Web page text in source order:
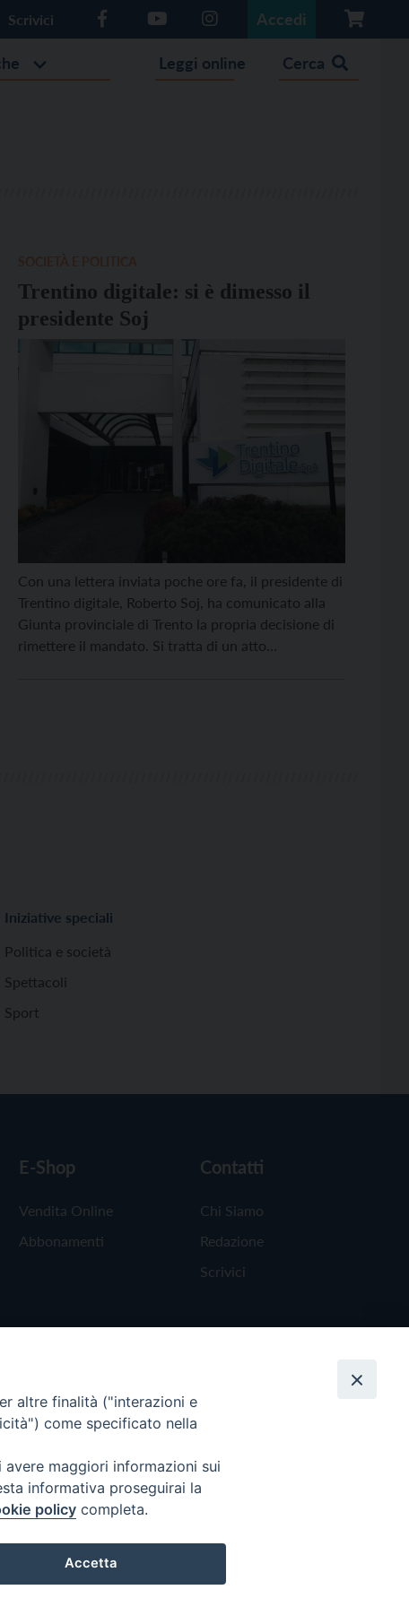
Scrivici Accedi
Leggi online Cerca
Trentino digitale: si è dimesso il
presidente Soj
Con una lettera inviata poche ore fa, il presidente di
Trentino digitale, Roberto Soj, ha comunicato alla
Giunta provinciale di Trento la propria decisione di
rimettere il mandato. Si tratta di un atto
Iniziative speciali
Politica e società
Spettacoli
Sport
E-Shop
Vendita Online
Abbonamenti
Contatti
Chi Siamo
Redazione
Scrivici
altre finalità ("interazioni e
come specificato nella
maggiori informazioni sui
informativa proseguirai la
policy completa.
Accetta